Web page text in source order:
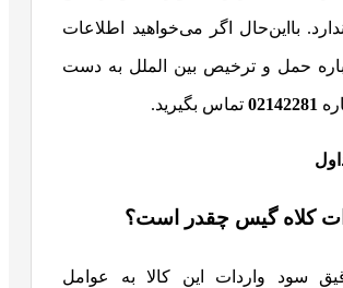
بااین‌حال اگر می‌خواهید اطلاعات
حمل و ترخیص بین الملل به دست
02142281 تماس بگیرید.
کلاه گیس چقدر است؟
سود واردات این کالا به عوامل